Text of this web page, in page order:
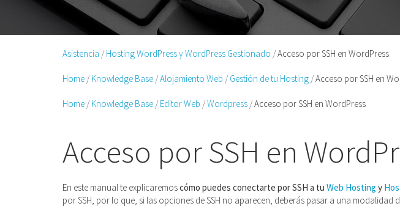
Asistencia Hosting WordPress y WordPress Gestionado Acceso por SSH en WordPress
Home Knowledge Base Alojamiento Web Gestión de tu Hosting Acceso por SSH en
Home Knowledge Base Editor Web Wordpress Acceso por SSH en WordPress
Acceso por SSH en
En este manual te explicaremoscómo puedes conectarte por SSH a tu Web Hosting y
por SSH, por lo que, si las opciones de SSH no aparecen, deberás pasar a una